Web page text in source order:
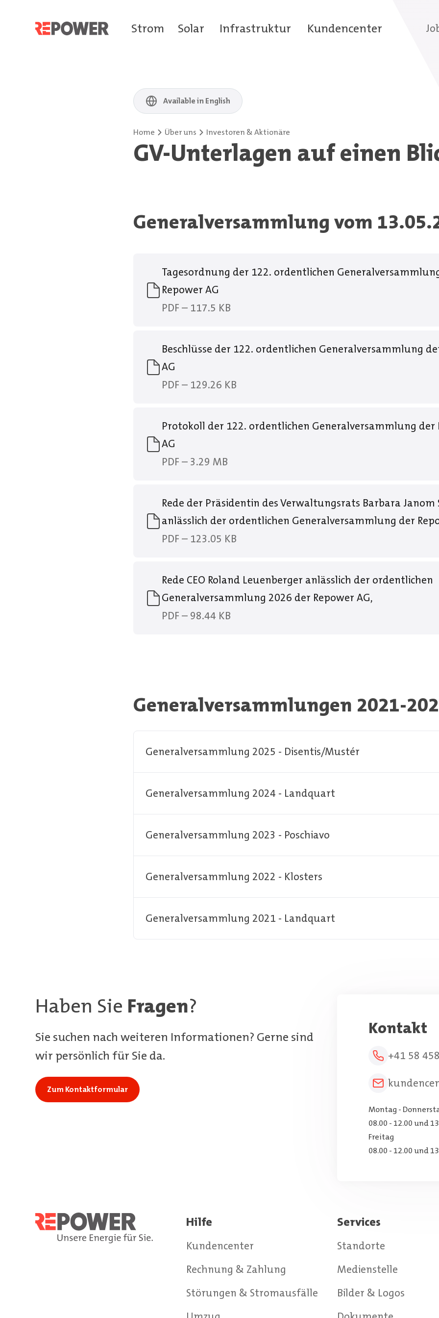
Strom Solar Infrastruktur Kundencenter
Available in English
Home Über uns Investoren & Aktionäre
GV-Unterlagen auf einen
Generalversammlung vom
Tagesordnung der 122. ordentlichen
Repower AG
PDF – 117.5 KB
Beschlüsse der 122. ordentlichen Generalversammlung
AG
PDF – 129.26 KB
Protokoll der 122. ordentlichen Generalversammlung der
AG
PDF – 3.29 MB
Rede der Präsidentin des Verwaltungsrats Barbara Janom
anlässlich der ordentlichen Generalversammlung der
PDF – 123.05 KB
Rede CEO Roland Leuenberger anlässlich der ordentlichen
Generalversammlung 2026 der Repower AG,
PDF – 98.44 KB
Generalversammlungen 2021-
Generalversammlung 2025 - Disentis/Mustér
Generalversammlung 2024 - Landquart
Generalversammlung 2023 - Poschiavo
Generalversammlung 2022 - Klosters
Generalversammlung 2021 - Landquart
Haben Sie Fragen?
Sie suchen nach weiteren Informationen? Gerne sind
wir persönlich für Sie da.
Zum Kontaktformular
Kontakt
+41 58
Montag -
08.00 - 12.00 und
Freitag
08.00 - 12.00 und
Hilfe
Kundencenter
Rechnung & Zahlung
Störungen & Stromausfälle
Services
Standorte
Medienstelle
Bilder & Logos